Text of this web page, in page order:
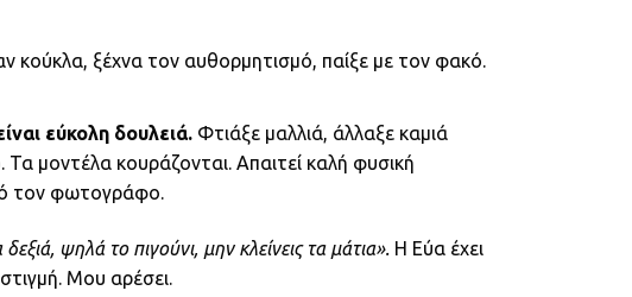
κούκλα, ξέχνα τον αυθορμητισμό, παίξε με τον φακό.
εύκολη δουλειά. Φτιάξε μαλλιά, άλλαξε καμιά
μοντέλα κουράζονται. Απαιτεί καλή φυσική
τον φωτογράφο.
ψηλά το πιγούνι, μην κλείνεις τα μάτια». Η Εύα έχει
στιγμή. Μου αρέσει.